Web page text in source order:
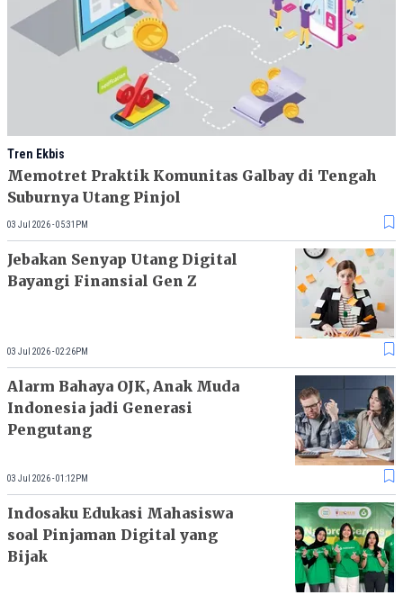
Tren Ekbis
Memotret Praktik Komunitas Galbay di Tengah
Suburnya Utang Pinjol
03 Jul 2026 - 05:31PM
Jebakan Senyap Utang Digital
Bayangi Finansial Gen Z
03 Jul 2026 - 02:26PM
Alarm Bahaya OJK, Anak Muda
Indonesia jadi Generasi
Pengutang
03 Jul 2026 - 01:12PM
Indosaku Edukasi Mahasiswa
soal Pinjaman Digital yang
Bijak